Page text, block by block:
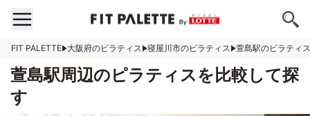
FIT PALETTE 大阪府のピラティス 寝屋川市のピラティス 萱島駅のピラティス
萱島駅周辺のピラティスを比較して探
す